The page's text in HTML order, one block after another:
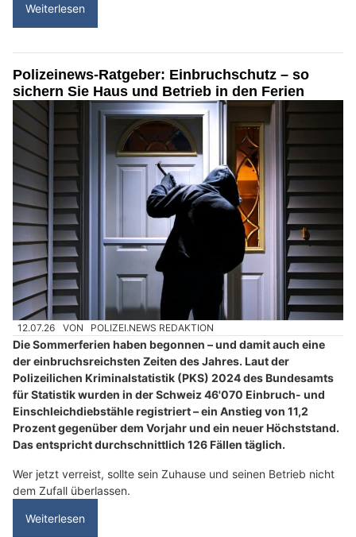
Weiterlesen
Polizeinews-Ratgeber: Einbruchschutz – so
sichern Sie Haus und Betrieb in den Ferien
12.07.26 VON POLIZEI.NEWS REDAKTION
Die Sommerferien haben begonnen – und damit auch eine
der einbruchsreichsten Zeiten des Jahres. Laut der
Polizeilichen Kriminalstatistik (PKS) 2024 des Bundesamts
für Statistik wurden in der Schweiz 46'070 Einbruch- und
Einschleichdiebstähle registriert – ein Anstieg von 11,2
Prozent gegenüber dem Vorjahr und ein neuer Höchststand.
Das entspricht durchschnittlich 126 Fällen täglich.
Wer jetzt verreist, sollte sein Zuhause und seinen Betrieb nicht
dem Zufall überlassen.
Weiterlesen